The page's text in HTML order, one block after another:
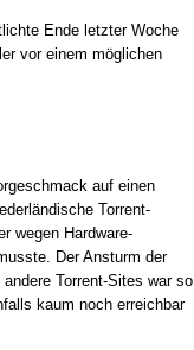
Ende letzter Woche
vor einem möglichen
auf einen
Torrent-
wegen Hardware-
Der Ansturm der
Torrent-Sites war so
kaum noch erreichbar